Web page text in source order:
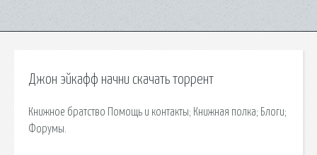
Джон эйкафф начни скачать торрент
Книжное братство Помощь и контакты; Книжная полка; Блоги;
Форумы.